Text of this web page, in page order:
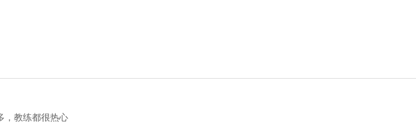
，教练都很热心